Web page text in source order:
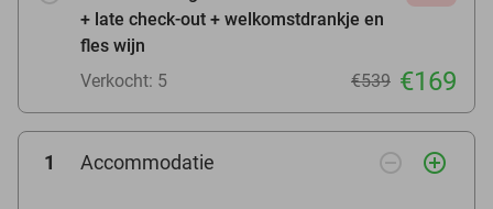
+ late check-out + welkomstdrankje en
fles wijn
Verkocht: 5 €539 €169
1 Accommodatie remove_circle_outline add_circle_outline